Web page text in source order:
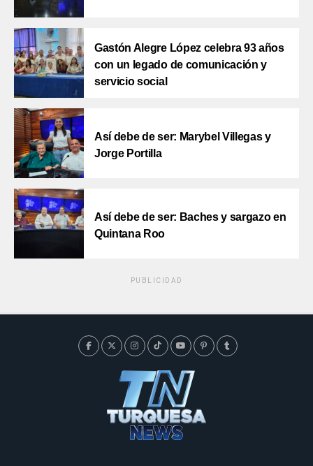
Gastón Alegre López celebra 93 años
con un legado de comunicación y
servicio social
Así debe de ser: Marybel Villegas y
Jorge Portilla
Así debe de ser: Baches y sargazo en
Quintana Roo
PUBLICIDAD